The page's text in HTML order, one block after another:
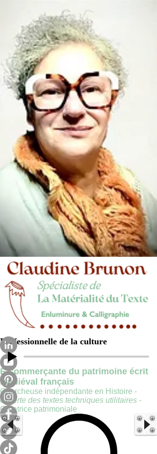
Professionnelle de la culture
E-commerçante du patrimoine écrit
médiéval français
Chercheuse indépendante en Histoire -
experte des textes techniques utilitaires -
Créatrice patrimoniale